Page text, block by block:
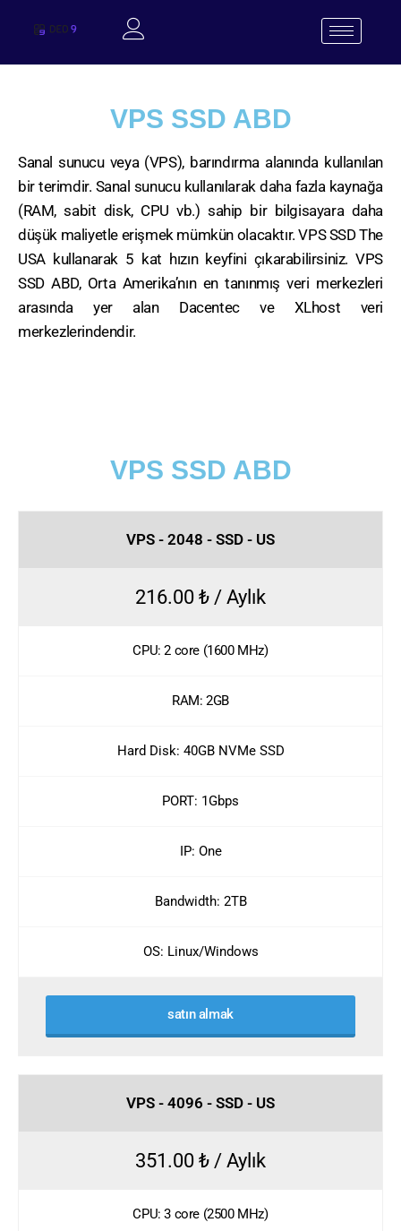
VPS SSD ABD
Sanal sunucu veya (VPS), barındırma alanında kullanılan
bir terimdir. Sanal sunucu kullanılarak daha fazla kaynağa
(RAM, sabit disk, CPU vb.) sahip bir bilgisayara daha
düşük maliyetle erişmek mümkün olacaktır. VPS SSD The
USA kullanarak 5 kat hızın keyfini çıkarabilirsiniz. VPS
SSD ABD, Orta Amerika’nın en tanınmış veri merkezleri
arasında yer alan Dacentec ve XLhost veri
merkezlerindendir.
VPS SSD ABD
VPS - 2048 - SSD - US
216.00 ₺ / Aylık
CPU: 2 core (1600 MHz)
RAM: 2GB
Hard Disk: 40GB NVMe SSD
PORT: 1Gbps
IP: One
Bandwidth: 2TB
OS: Linux/Windows
satın almak
VPS - 4096 - SSD - US
351.00 ₺ / Aylık
CPU: 3 core (2500 MHz)